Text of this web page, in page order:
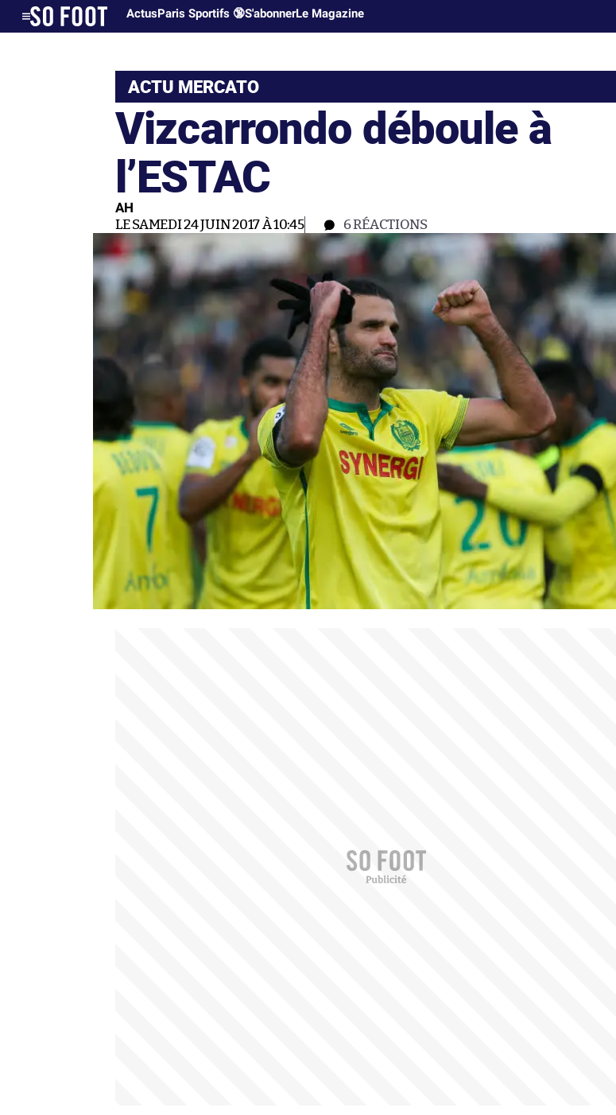
ActusParis Sportifs 🔞S'abonnerLe Magazine
ACTU MERCATO
Vizcarrondo déboule à
l’ESTAC
AH
LE SAMEDI 24 JUIN 2017 À 10:45 6RÉACTIONS